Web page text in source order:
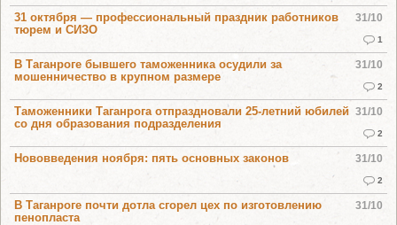
31/10
1
31 октября — профессиональный праздник работников
тюрем и СИЗО
31/10
2
В Таганроге бывшего таможенника осудили за
мошенничество в крупном размере
31/10
2
Таможенники Таганрога отпраздновали 25-летний юбилей
со дня образования подразделения
31/10
2
Нововведения ноября: пять основных законов
31/10
В Таганроге почти дотла сгорел цех по изготовлению
пенопласта